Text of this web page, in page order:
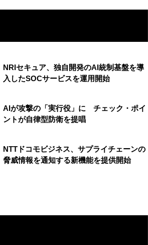
NRIセキュア、独自開発のAI統制基盤を導
入したSOCサービスを運用開始
AIが攻撃の「実行役」に チェック・ポイ
ントが自律型防衛を提唱
NTTドコモビジネス、サプライチェーンの
脅威情報を通知する新機能を提供開始